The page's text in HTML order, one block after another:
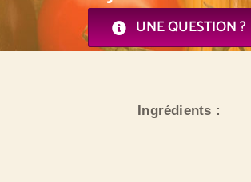
UNE QUESTION ?
Ingrédients :